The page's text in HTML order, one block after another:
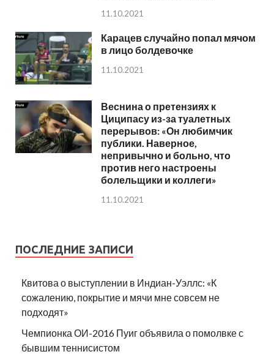
11.10.2021
Карацев случайно попал мячом
в лицо болдевочке
11.10.2021
Веснина о претензиях к
Циципасу из-за туалетных
перерывов: «Он любимчик
публики. Наверное,
непривычно и больно, что
против него настроены
болельщики и коллеги»
11.10.2021
ПОСЛЕДНИЕ ЗАПИСИ
Квитова о выступлении в Индиан-Уэллс: «К
сожалению, покрытие и мячи мне совсем не
подходят»
Чемпионка ОИ-2016 Пуиг объявила о помолвке с
бывшим теннисистом